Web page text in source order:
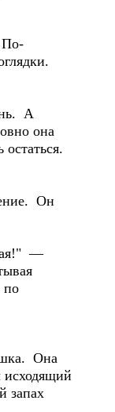
По-
А
она
Он
—
по
Она
исходящий
запах